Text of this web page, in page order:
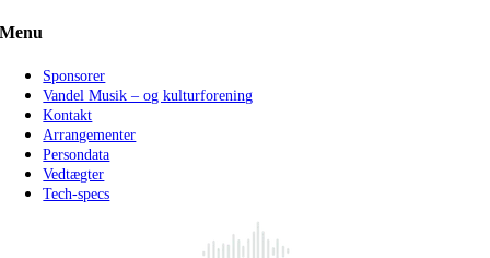
Menu
Sponsorer
Vandel Musik – og kulturforening
Kontakt
Arrangementer
Persondata
Vedtægter
Tech-specs